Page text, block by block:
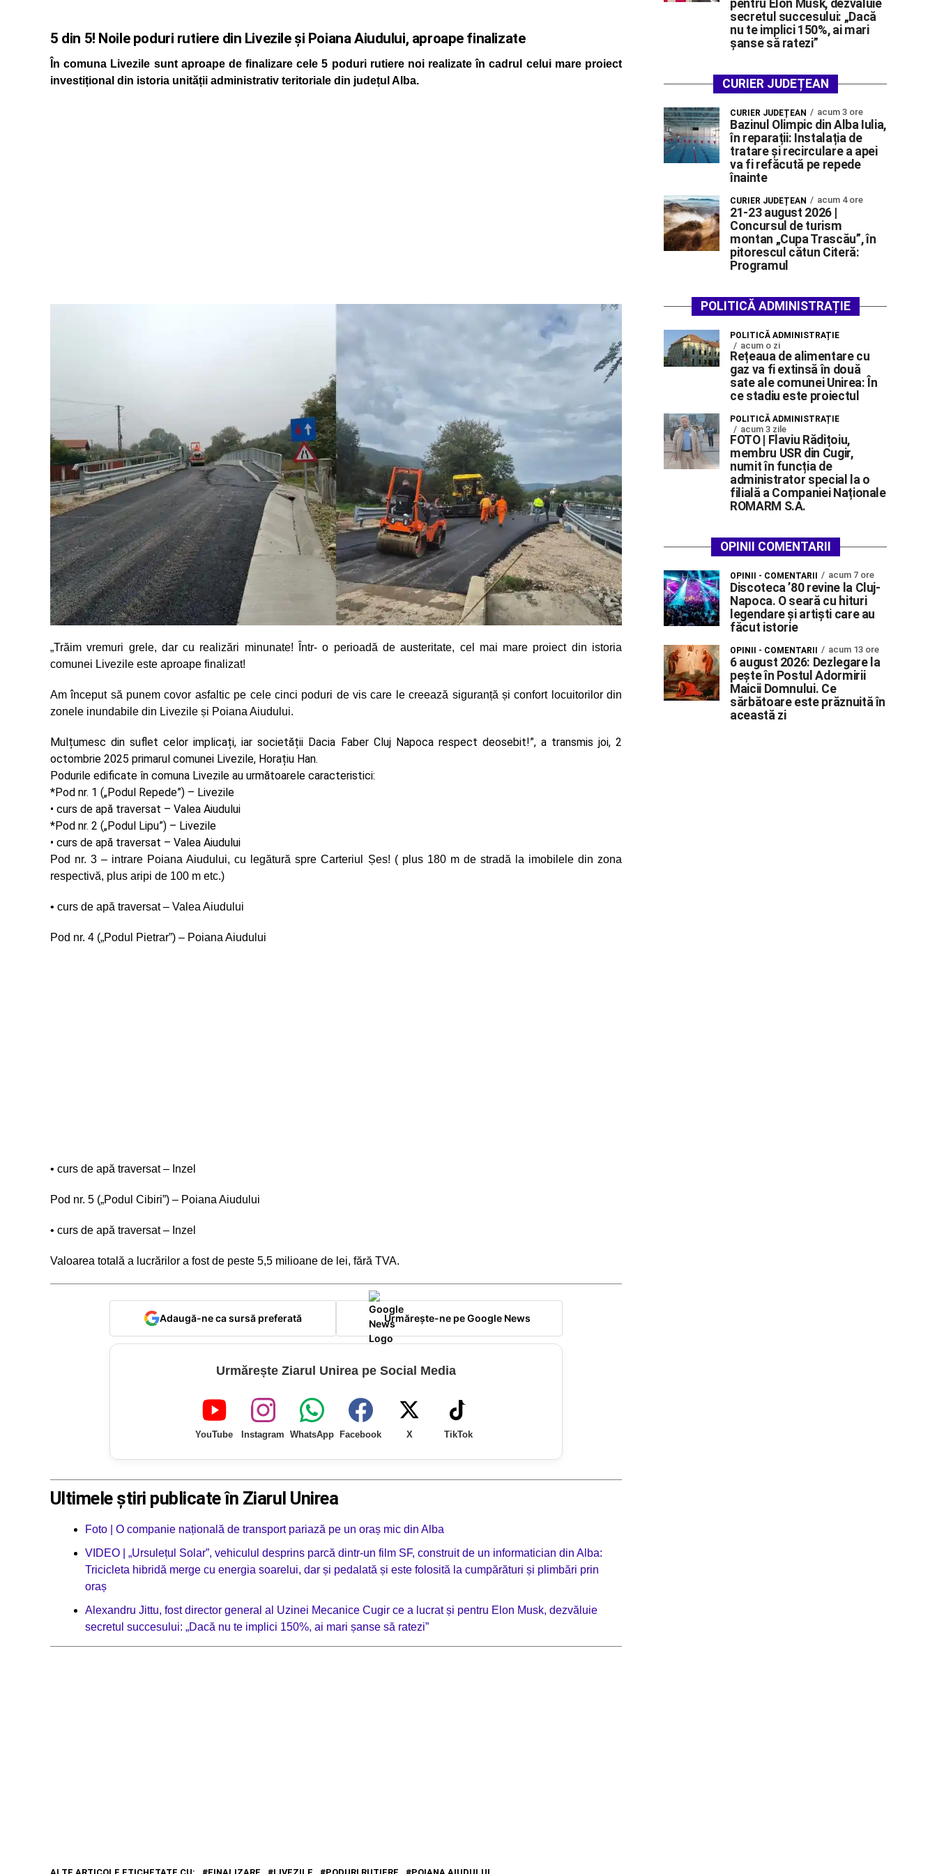
5 din 5! Noile poduri rutiere din Livezile și Poiana Aiudului, aproape finalizate
În comuna Livezile sunt aproape de finalizare cele 5 poduri rutiere noi realizate în cadrul celui mare proiect
investițional din istoria unității administrativ teritoriale din județul Alba.
„Trăim vremuri grele, dar cu realizări minunate! Într- o perioadă de austeritate, cel mai mare proiect din istoria
comunei Livezile este aproape finalizat!
Am început să punem covor asfaltic pe cele cinci poduri de vis care le creează siguranță și confort locuitorilor din
zonele inundabile din Livezile și Poiana Aiudului.
Mulțumesc din suflet celor implicați, iar societății Dacia Faber Cluj Napoca respect deosebit!”, a transmis joi, 2
octombrie 2025 primarul comunei Livezile, Horațiu Han.
Podurile edificate în comuna Livezile au următoarele caracteristici:
*Pod nr. 1 („Podul Repede”) – Livezile
• curs de apă traversat – Valea Aiudului
*Pod nr. 2 („Podul Lipu”) – Livezile
• curs de apă traversat – Valea Aiudului
Pod nr. 3 – intrare Poiana Aiudului, cu legătură spre Carteriul Șes! ( plus 180 m de stradă la imobilele din zona
respectivă, plus aripi de 100 m etc.)
• curs de apă traversat – Valea Aiudului
Pod nr. 4 („Podul Pietrar”) – Poiana Aiudului
• curs de apă traversat – Inzel
Pod nr. 5 („Podul Cibiri”) – Poiana Aiudului
• curs de apă traversat – Inzel
Valoarea totală a lucrărilor a fost de peste 5,5 milioane de lei, fără TVA.
Adaugă-ne ca sursă preferată Urmărește-ne pe Google News
Urmărește Ziarul Unirea pe Social Media
YouTube Instagram WhatsApp Facebook X TikTok
Ultimele știri publicate în Ziarul Unirea
Foto | O companie națională de transport pariază pe un oraș mic din Alba
VIDEO | „Ursulețul Solar”, vehiculul desprins parcă dintr-un film SF, construit de un informatician din Alba:
Tricicleta hibridă merge cu energia soarelui, dar și pedalată și este folosită la cumpărături și plimbări prin
oraș
Alexandru Jittu, fost director general al Uzinei Mecanice Cugir ce a lucrat și pentru Elon Musk, dezvăluie
secretul succesului: „Dacă nu te implici 150%, ai mari șanse să ratezi”
pentru Elon Musk, dezvăluie
secretul succesului: „Dacă
nu te implici 150%, ai mari
șanse să ratezi”
CURIER JUDEȚEAN
CURIER JUDEȚEAN acum 3 ore
Bazinul Olimpic din Alba Iulia,
în reparații: Instalația de
tratare și recirculare a apei
va fi refăcută pe repede
înainte
CURIER JUDEȚEAN acum 4 ore
21-23 august 2026 |
Concursul de turism
montan „Cupa Trascău”, în
pitorescul cătun Citeră:
Programul
POLITICĂ ADMINISTRAȚIE
POLITICĂ ADMINISTRAȚIE
acum o zi
Rețeaua de alimentare cu
gaz va fi extinsă în două
sate ale comunei Unirea: În
ce stadiu este proiectul
POLITICĂ ADMINISTRAȚIE
acum 3 zile
FOTO | Flaviu Rădițoiu,
membru USR din Cugir,
numit în funcția de
administrator special la o
filială a Companiei Naționale
ROMARM S.A.
OPINII COMENTARII
OPINII - COMENTARII acum 7 ore
Discoteca ’80 revine la Cluj-
Napoca. O seară cu hituri
legendare și artiști care au
făcut istorie
OPINII - COMENTARII acum 13 ore
6 august 2026: Dezlegare la
pește în Postul Adormirii
Maicii Domnului. Ce
sărbătoare este prăznuită în
această zi